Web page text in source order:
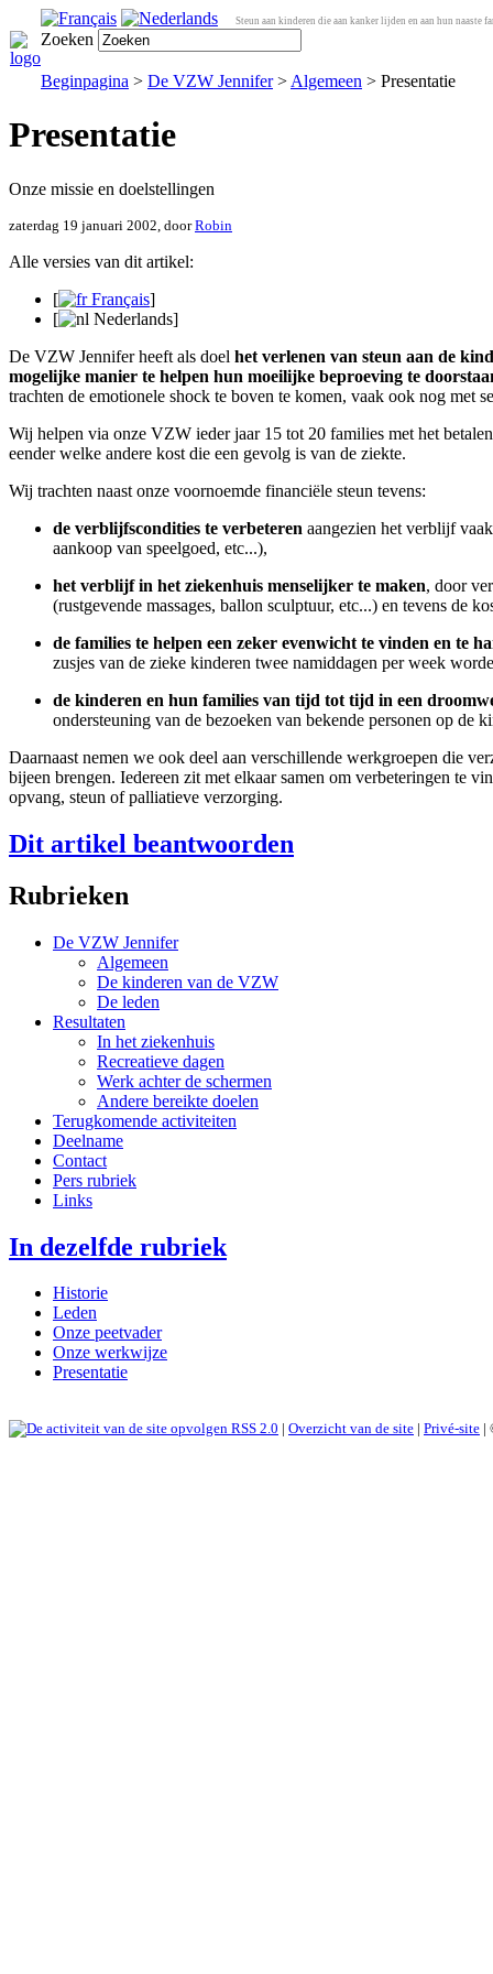
Steun aan kinderen die aan kanker lijden en aan hun naaste
Zoeken
Beginpagina > De VZW Jennifer> Algemeen > Presentatie
Presentatie
Onze missie en doelstellingen
zaterdag 19 januari 2002, doorRobin
Alle versies van dit artikel:
[
Français]
[
Nederlands]
De VZW Jennifer heeft als doel het verlenen van steun aan de
mogelijke manier te helpen hun moeilijke beproeving te
trachten de emotionele shock te boven te komen, vaak ook nog met
Wij helpen via onze VZW ieder jaar 15 tot 20 families met het
eender welke andere kost die een gevolg is van de ziekte.
Wij trachten naast onze voornoemde financiële steun tevens:
de verblijfscondities te verbeteren aangezien het verblijf
aankoop van speelgoed, etc...),
het verblijf in het ziekenhuis menselijker te maken, door
(rustgevende massages, ballon sculptuur, etc...) en tevens de
de families te helpen een zeker evenwicht te vinden en te
zusjes van de zieke kinderen twee namiddagen per week
de kinderen en hun families van tijd tot tijd in een
ondersteuning van de bezoeken van bekende personen op
Daarnaast nemen we ook deel aan verschillende werkgroepen die
bijeen brengen. Iedereen zit met elkaar samen om verbeteringen te
opvang, steun of palliatieve verzorging.
Dit artikel beantwoorden
Rubrieken
De VZW Jennifer
Algemeen
De kinderen van de VZW
De leden
Resultaten
In het ziekenhuis
Recreatieve dagen
Werk achter de schermen
Andere bereikte doelen
Terugkomende activiteiten
Deelname
Contact
Pers rubriek
Links
In dezelfde rubriek
Historie
Leden
Onze peetvader
Onze werkwijze
Presentatie
RSS 2.0 | Overzicht van de site | Privé-site |